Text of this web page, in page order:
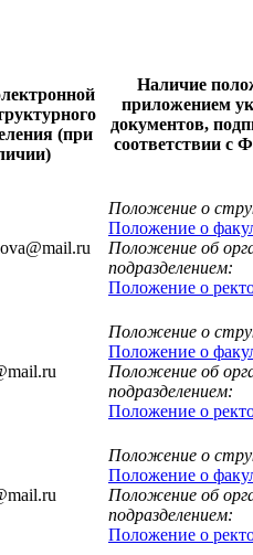
(при
Наличие
приложением
документов,
соответствии с
Положение о
Положение о
Положение об
подразделением:
Положение о
Положение о
Положение о
Положение об
подразделением:
Положение о
Положение о
Положение о
Положение об
подразделением:
Положение о